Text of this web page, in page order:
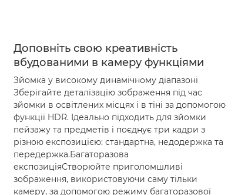
Доповніть свою креативність
вбудованими в камеру функціями
Зйомка у високому динамічному діапазоні
Зберігайте деталізацію зображення під час
зйомки в освітлених місцях і в тіні за допомогою
функції HDR. Ідеально підходить для зйомки
пейзажу та предметів і поєднує три кадри з
різною експозицією: стандартна, недодержка та
передержка.Багаторазова
експозиціяСтворюйте приголомшливі
зображення, використовуючи саму тільки
камеру, за допомогою режиму багаторазової